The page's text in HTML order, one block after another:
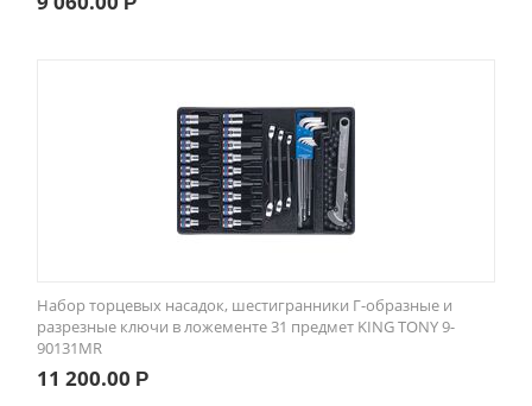
Набор торцевых насадок, шестигранники Г-образные и
разрезные ключи в ложементе 31 предмет KING TONY 9-
90131MR
11 200.00 Р